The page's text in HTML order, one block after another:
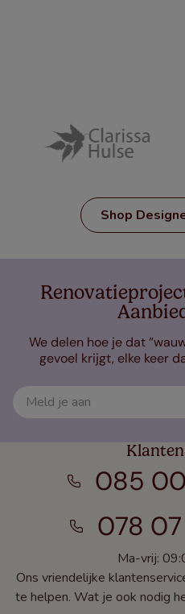
Shop
We delen hoe je dat
gevoel krijgt, elke keer
085
078
Ma-vrij:
Ons vriendelijke
te helpen. Wat je ook nodig